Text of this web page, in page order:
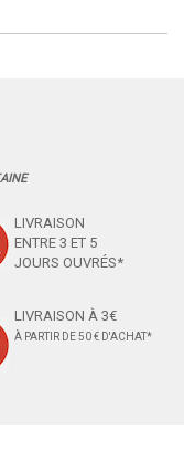
LIVRAISON
ENTRE 3 ET 5
JOURS OUVRÉS*
LIVRAISON À 3€
À PARTIR DE 50 € D'ACHAT*